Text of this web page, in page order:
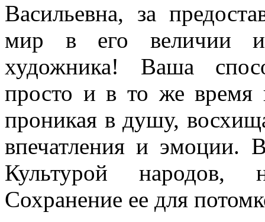
Васильевна, за
мир в его величии и
художника! Ваша
просто и в то же время
проникая в душу,
впечатления и эмоции.
Культурой народов,
Сохранение ее для